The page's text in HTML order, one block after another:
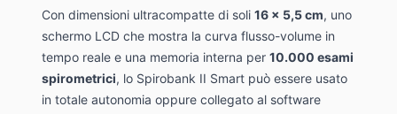
Con dimensioni ultracompatte di soli 16 x 5,5 cm, uno
schermo LCD che mostra la curva flusso-volume in
tempo reale e una memoria interna per 10.000 esami
spirometrici, lo Spirobank II Smart può essere usato
in totale autonomia oppure collegato al software